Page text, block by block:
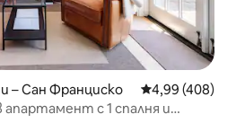
– Сан Франциско Средна
4,99 (408)
с 1 спалня и